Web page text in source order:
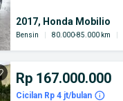
2017, Honda Mobilio
Bensin 80.000-85.000 km
Rp 167.000.000
Cicilan Rp 4 jt/bulan